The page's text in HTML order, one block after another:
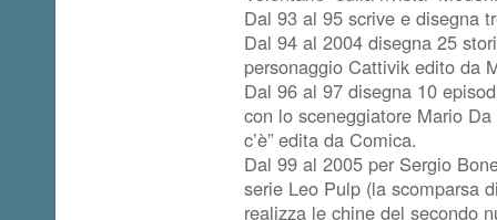
Dal 93 al 95 scrive e disegna
Dal 94 al 2004 disegna 25
personaggio Cattivik edito da
Dal 96 al 97 disegna 10
con lo sceneggiatore Mario
c’è” edita da Comica.
Dal 99 al 2005 per Sergio
serie Leo Pulp (la scomparsa
realizza le chine del secondo